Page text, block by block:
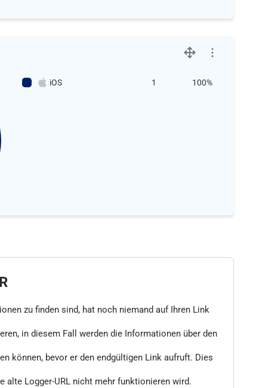
iOS 1 100%
zu finden sind, hat noch niemand auf Ihren Link
in diesem Fall werden die Informationen über den
können, bevor er den endgültigen Link aufruft. Dies
alte Logger-URL nicht mehr funktionieren wird.